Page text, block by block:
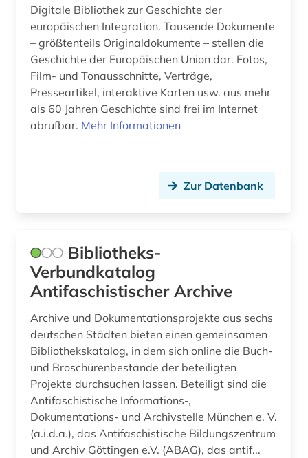
Digitale Bibliothek zur Geschichte der
europäischen Integration. Tausende Dokumente
– größtenteils Originaldokumente – stellen die
Geschichte der Europäischen Union dar. Fotos,
Film- und Tonausschnitte, Verträge,
Presseartikel, interaktive Karten usw. aus mehr
als 60 Jahren Geschichte sind frei im Internet
abrufbar. Mehr Informationen
Zur Datenbank
Bibliotheks-
Verbundkatalog
Antifaschistischer Archive
Archive und Dokumentationsprojekte aus sechs
deutschen Städten bieten einen gemeinsamen
Bibliothekskatalog, in dem sich online die Buch-
und Broschürenbestände der beteiligten
Projekte durchsuchen lassen. Beteiligt sind die
Antifaschistische Informations-,
Dokumentations- und Archivstelle München e. V.
(a.i.d.a.), das Antifaschistische Bildungszentrum
und Archiv Göttingen e.V. (ABAG), das antif...